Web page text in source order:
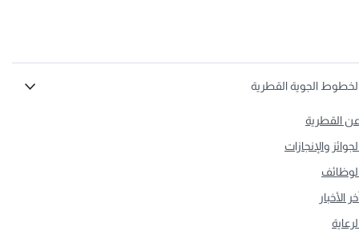
الجوية القطرية
القطرية
والإنجازات
الأخبار